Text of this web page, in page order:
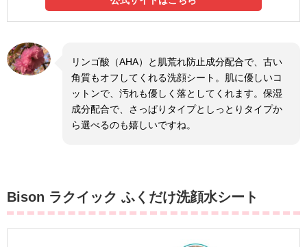
リンゴ酸（AHA）と肌荒れ防止成分配合で、古い
角質もオフしてくれる洗顔シート。肌に優しいコ
ットンで、汚れも優しく落としてくれます。保湿
成分配合で、さっぱりタイプとしっとりタイプか
ら選べるのも嬉しいですね。
Bison ラクイック ふくだけ洗顔水シート